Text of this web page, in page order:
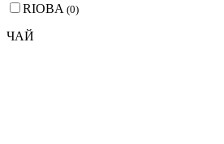
RIOBA (0)
ЧАЙ